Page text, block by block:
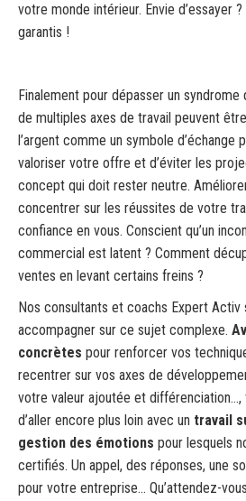
votre monde intérieur. Envie d’essayer
garantis !
Finalement pour dépasser un syndrome
de multiples axes de travail peuvent
l’argent comme un symbole d’échange
valoriser votre offre et d’éviter les
concept qui doit rester neutre.
concentrer sur les réussites de votre
confiance en vous. Conscient qu’un
commercial est latent ? Comment
ventes en levant certains freins ?
Nos consultants et coachs Expert Activ
accompagner sur ce sujet complexe.
concrètes pour renforcer vos
recentrer sur vos axes de
votre valeur ajoutée et différenciation…,
d’aller encore plus loin avec un travail
gestion des émotions pour lesquels
certifiés. Un appel, des réponses, une
pour votre entreprise… Qu’attendez-